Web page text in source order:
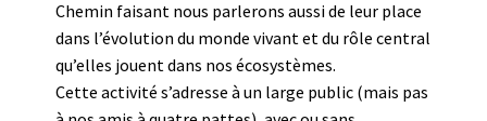
Chemin faisant nous parlerons aussi de leur place
dans l’évolution du monde vivant et du rôle central
qu’elles jouent dans nos écosystèmes.
Cette activité s’adresse à un large public (mais pas